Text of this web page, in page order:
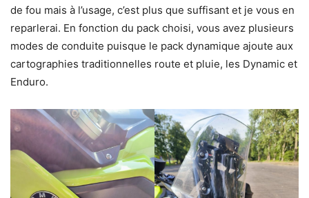
de fou mais à l’usage, c’est plus que suffisant et je vous en
reparlerai. En fonction du pack choisi, vous avez plusieurs
modes de conduite puisque le pack dynamique ajoute aux
cartographies traditionnelles route et pluie, les Dynamic et
Enduro.